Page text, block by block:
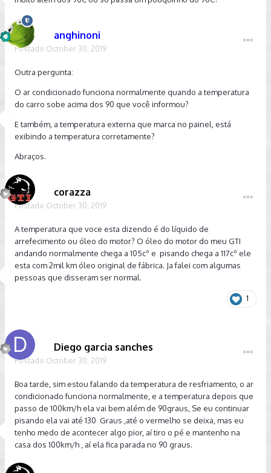
anghinoni
Postado October 30, 2019
Outra pergunta:
O ar condicionado funciona normalmente quando a temperatura
do carro sobe acima dos 90 que você informou?
E também, a temperatura externa que marca no painel, está
exibindo a temperatura corretamente?
Abraços.
corazza
Postado October 30, 2019
A temperatura que voce esta dizendo é do líquido de
arrefecimento ou óleo do motor? O óleo do motor do meu GTI
andando normalmente chega a 105cº e pisando chega a 117cº ele
esta com 2mil km óleo original de fábrica. Ja falei com algumas
pessoas que disseram ser normal.
1
Diego garcia sanches
Postado October 30, 2019
Boa tarde, sim estou falando da temperatura de resfriamento, o ar
condicionado funciona normalmente, e a temperatura depois que
passo de 100km/h ela vai bem além de 90graus, Se eu continuar
pisando ela vai até 130 Graus ,até o vermelho se deixa, mas eu
tenho medo de acontecer algo pior, aí tiro o pé e mantenho na
casa dos 100km/h , aí ela fica parada no 90 graus.